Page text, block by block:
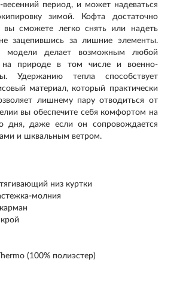
период, и может надеваться
зимой. Кофта достаточно
вы сможете легко снять или надеть
зацепившись за лишние элементы.
модели делает возможным любой
на природе в том числе и военно-
Удержанию тепла способствует
материал, который практически
лишнему пару отводиться от
вы обеспечите себя комфортом на
дня, даже если он сопровождается
и шквальным ветром.
низ куртки
молния
(100% полиэстер)